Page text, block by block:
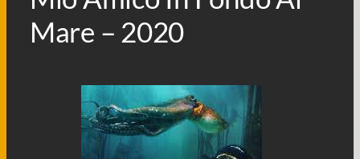
Mare – 2020